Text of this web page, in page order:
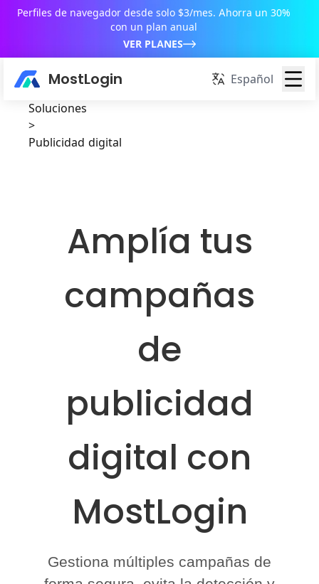
Perfiles de navegador desde solo $3/mes. Ahorra un 30%
con un plan anual
VER PLANES
MostLogin Español
Soluciones
>
Publicidad digital
Amplía tus
campañas
de
publicidad
digital con
MostLogin
Gestiona múltiples campañas de